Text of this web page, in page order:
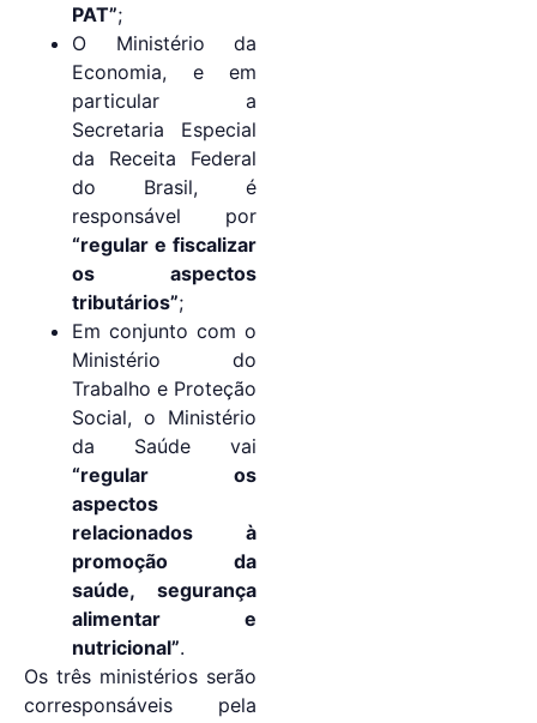
PAT”;
O Ministério da
Economia, e em
particular a
Secretaria Especial
da Receita Federal
do Brasil, é
responsável por
“regular e fiscalizar
os aspectos
tributários”;
Em conjunto com o
Ministério do
Trabalho e Proteção
Social, o Ministério
da Saúde vai
“regular os
aspectos
relacionados à
promoção da
saúde, segurança
alimentar e
nutricional”.
Os três ministérios serão
corresponsáveis ​​pela